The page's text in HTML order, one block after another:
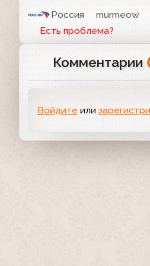
Россия murmeow
Есть проблема?
Комментарии
Войдите или